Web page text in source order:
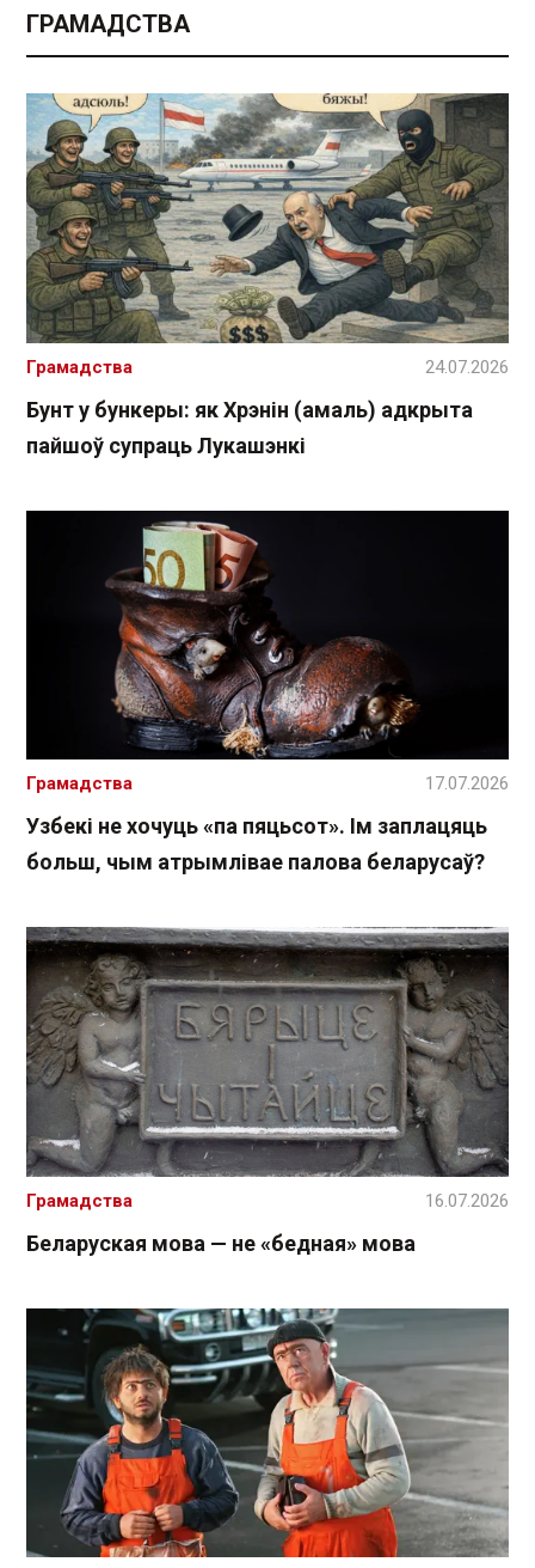
ГРАМАДСТВА
Бунт у бункеры: як Хрэнін (амаль) адкрыта
пайшоў супраць Лукашэнкі
Грамадства 24.07.2026
Узбекі не хочуць «па пяцьсот». Ім заплацяць
больш, чым атрымлівае палова беларусаў?
Грамадства 17.07.2026
Беларуская мова — не «бедная» мова
Грамадства 16.07.2026